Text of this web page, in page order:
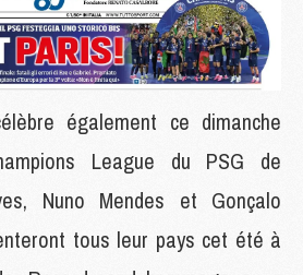
également ce dimanche
League du PSG de
Nuno Mendes et Gonçalo
tous leur pays cet été à